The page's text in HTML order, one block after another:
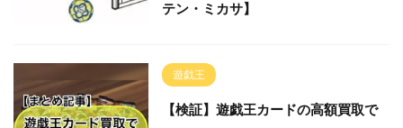
テン・ミカサ】
遊戯王
【検証】遊戯王カードの高額買取で